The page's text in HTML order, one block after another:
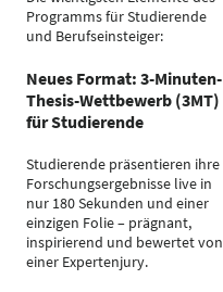
Programms für Studierende
und Berufseinsteiger:
Neues Format: 3-Minuten-
Thesis-Wettbewerb (3MT)
für Studierende
Studierende präsentieren ihre
Forschungsergebnisse live in
nur 180 Sekunden und einer
einzigen Folie – prägnant,
inspirierend und bewertet von
einer Expertenjury.